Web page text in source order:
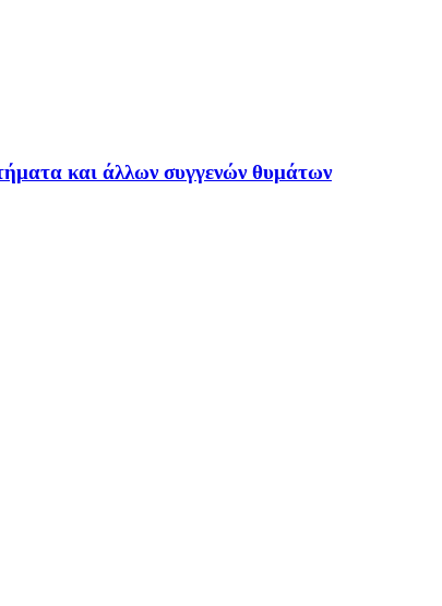
και άλλων συγγενών θυμάτων